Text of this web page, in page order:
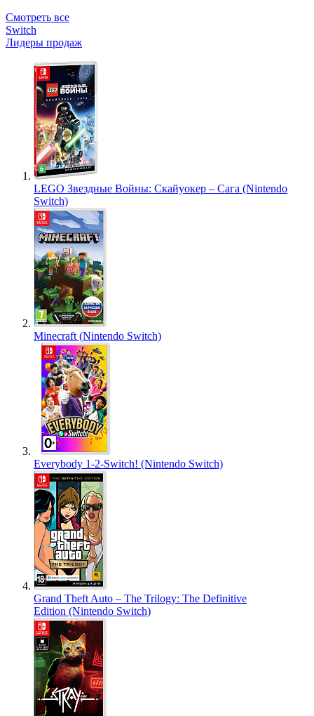
Смотреть все
Switch
Лидеры продаж
LEGO Звездные Войны: Скайуокер – Сага (Nintendo
Switch)
Minecraft (Nintendo Switch)
Everybody 1-2-Switch! (Nintendo Switch)
Grand Theft Auto – The Trilogy: The Definitive
Edition (Nintendo Switch)